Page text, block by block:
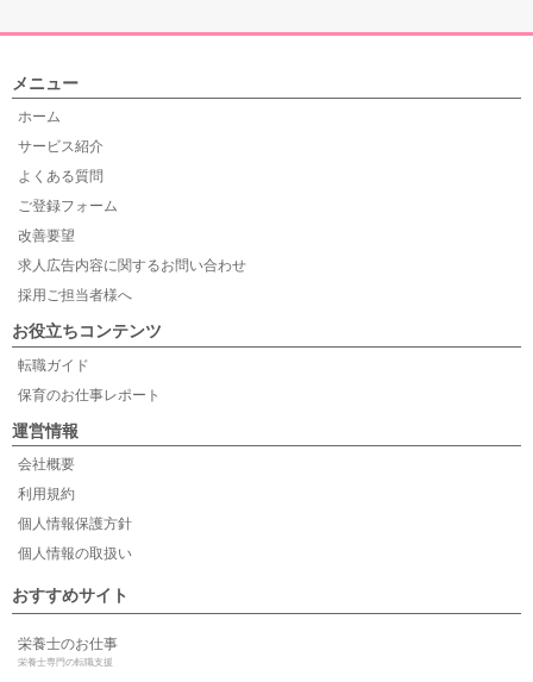
メニュー
ホーム
サービス紹介
よくある質問
ご登録フォーム
改善要望
求人広告内容に関するお問い合わせ
採用ご担当者様へ
お役立ちコンテンツ
転職ガイド
保育のお仕事レポート
運営情報
会社概要
利用規約
個人情報保護方針
個人情報の取扱い
おすすめサイト
栄養士のお仕事
栄養士専門の転職支援